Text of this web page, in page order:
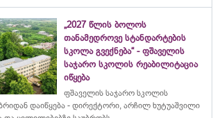
„2027 წლის ბოლოს
თანამედროვე სტანდარტების
სკოლა გვექნება“ - ფშაველის
საჯარო სკოლის რეაბილიტაცია
იწყება
ფშაველის საჯარო სკოლის
დაიწყება - დირექტორი, არჩილ ხუტუაშვილი